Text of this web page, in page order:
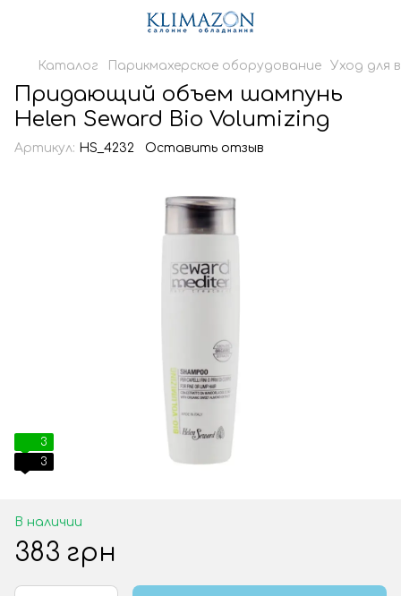
Каталог Парикмахерское оборудование Уход для
Придающий объем шампунь
Helen Seward Bio Volumizing
Артикул: HS_4232 Оставить отзыв
3
3
В наличии
383 грн